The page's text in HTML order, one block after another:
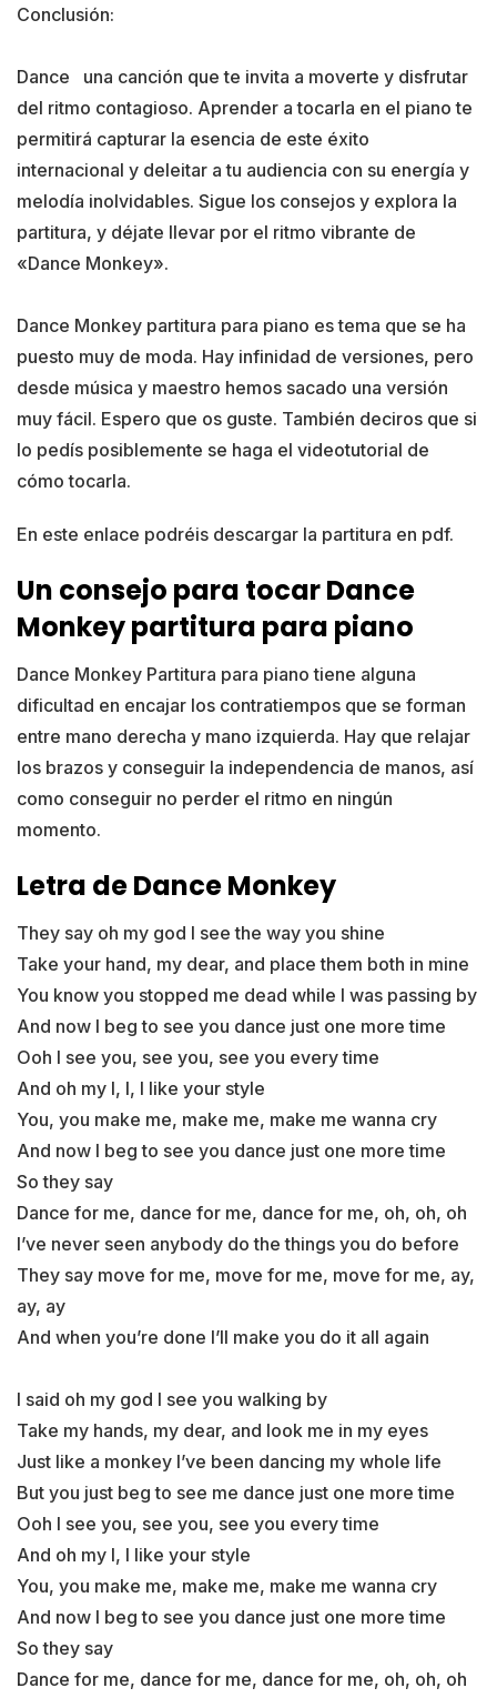
Conclusión:
Dance una canción que te invita a moverte y disfrutar
del ritmo contagioso. Aprender a tocarla en el piano te
permitirá capturar la esencia de este éxito
internacional y deleitar a tu audiencia con su energía y
melodía inolvidables. Sigue los consejos y explora la
partitura, y déjate llevar por el ritmo vibrante de
«Dance Monkey».
Dance Monkey partitura para piano es tema que se ha
puesto muy de moda. Hay infinidad de versiones, pero
desde música y maestro hemos sacado una versión
muy fácil. Espero que os guste. También deciros que si
lo pedís posiblemente se haga el videotutorial de
cómo tocarla.
En este enlace podréis descargar la partitura en pdf.
Un consejo para tocar Dance
Monkey partitura para piano
Dance Monkey Partitura para piano tiene alguna
dificultad en encajar los contratiempos que se forman
entre mano derecha y mano izquierda. Hay que relajar
los brazos y conseguir la independencia de manos, así
como conseguir no perder el ritmo en ningún
momento.
Letra de Dance Monkey
They say oh my god I see the way you shine
Take your hand, my dear, and place them both in mine
You know you stopped me dead while I was passing by
And now I beg to see you dance just one more time
Ooh I see you, see you, see you every time
And oh my I, I, I like your style
You, you make me, make me, make me wanna cry
And now I beg to see you dance just one more time
So they say
Dance for me, dance for me, dance for me, oh, oh, oh
I’ve never seen anybody do the things you do before
They say move for me, move for me, move for me, ay,
ay, ay
And when you’re done I’ll make you do it all again
I said oh my god I see you walking by
Take my hands, my dear, and look me in my eyes
Just like a monkey I’ve been dancing my whole life
But you just beg to see me dance just one more time
Ooh I see you, see you, see you every time
And oh my I, I like your style
You, you make me, make me, make me wanna cry
And now I beg to see you dance just one more time
So they say
Dance for me, dance for me, dance for me, oh, oh, oh